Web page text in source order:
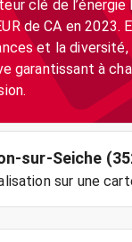
clé de l’énergie
de CA en 2023.
et la
garantissant à
sur-Seiche
sur une